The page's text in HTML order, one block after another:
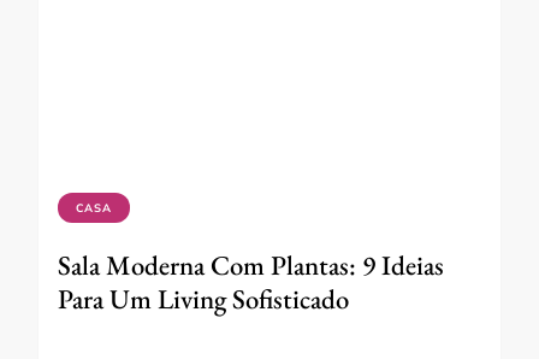
CASA
Sala Moderna Com Plantas: 9 Ideias
Para Um Living Sofisticado